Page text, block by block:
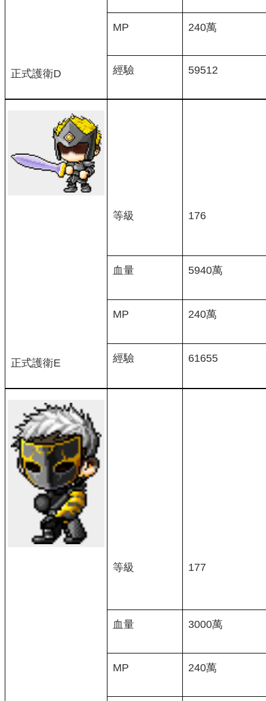
正式護衛D
MP 240萬
經驗 59512
正式護衛E
等級 176
血量 5940萬
MP 240萬
經驗 61655
等級 177
血量 3000萬
MP 240萬